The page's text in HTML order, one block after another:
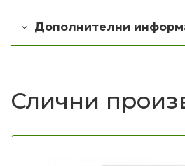
Дополнителни
Слични